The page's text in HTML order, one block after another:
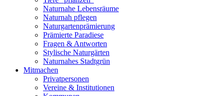
Naturnahe Lebensräume
Naturnah pflegen
Naturgartenprämierung
Prämierte Paradiese
Fragen & Antworten
Stylische Naturgärten
Naturnahes Stadtgrün
Mitmachen
Privatpersonen
Vereine & Institutionen